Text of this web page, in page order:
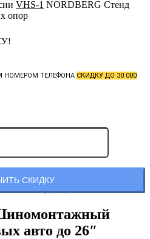
VHS-1 NORDBERG Стенд
опор
НОМЕРОМ ТЕЛЕФОНА СКИДКУ ДО 30 000
политикой конфиденциальности.
авто до 26″